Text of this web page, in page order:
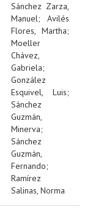
Sánchez Zarza,
Manuel; Avilés
Flores, Martha;
Moeller
Chávez,
Gabriela;
González
Esquivel, Luis;
Sánchez
Guzmán,
Minerva;
Sánchez
Guzmán,
Fernando;
Ramírez
Salinas, Norma